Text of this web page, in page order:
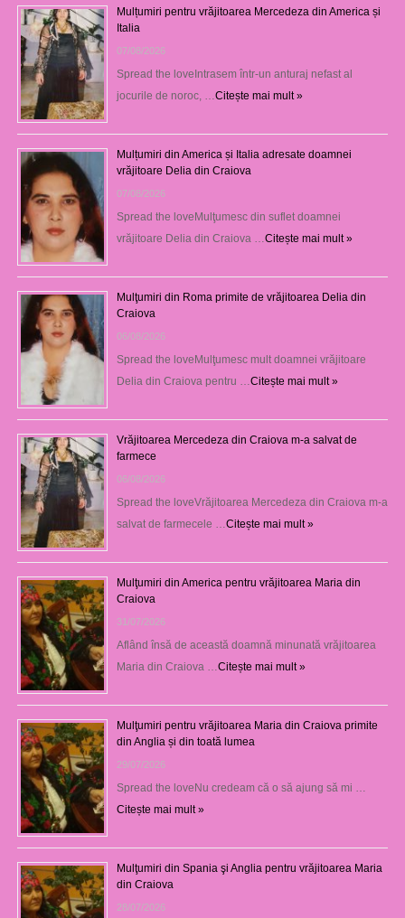
Mulțumiri pentru vrăjitoarea Mercedeza din America și
Italia
07/08/2026
Spread the loveIntrasem într-un anturaj nefast al
jocurile de noroc, …Citește mai mult »
Mulțumiri din America și Italia adresate doamnei
vrăjitoare Delia din Craiova
07/08/2026
Spread the loveMulţumesc din suflet doamnei
vrăjitoare Delia din Craiova …Citește mai mult »
Mulţumiri din Roma primite de vrăjitoarea Delia din
Craiova
06/08/2026
Spread the loveMulţumesc mult doamnei vrăjitoare
Delia din Craiova pentru …Citește mai mult »
Vrăjitoarea Mercedeza din Craiova m-a salvat de
farmece
06/08/2026
Spread the loveVrăjitoarea Mercedeza din Craiova m-a
salvat de farmecele …Citește mai mult »
Mulţumiri din America pentru vrăjitoarea Maria din
Craiova
31/07/2026
Aflând însă de această doamnă minunată vrăjitoarea
Maria din Craiova …Citește mai mult »
Mulţumiri pentru vrăjitoarea Maria din Craiova primite
din Anglia și din toată lumea
29/07/2026
Spread the loveNu credeam că o să ajung să mi …
Citește mai mult »
Mulţumiri din Spania şi Anglia pentru vrăjitoarea Maria
din Craiova
28/07/2026